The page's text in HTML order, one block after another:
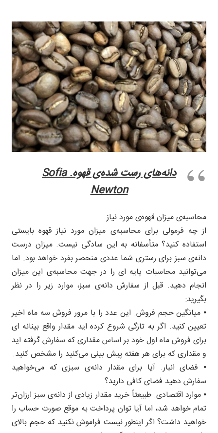
دانه‌های رست شده‌ی قهوه. Sofia
Newton
محاسبه‌ی میزان قهوه‌ی مورد نیاز
از چه فرمولی برای محاسبه‌ی میزان مورد نیاز قهوه بایستی
استفاده کنید؟ متأسفانه به این سادگی نیست. میزان درست
دانه‌ی سبز برای رستری شما عددی منحصر بفرد خواهد بود. اما
می‌توانید محاسبات پایه ای را در جهت محاسبه‌ی این میزان
انجام دهید. قبل از سفارش دانه‌ی سبز، موارد زیر را در نظر
بگیرید:
⦁ میانگین حجم فروش. این عدد را با مرور فروش سه ماه اخیر
تعیین کنید. اگر به تازگی شروع کرده اید مقدار واقع بینانه ای
برای فروش ماه اول خود بر اساس مقداری که سفارش گرفته اید
و مقداری که برای هر هفته پیش بینی می‌کنید را مشخص کنید.
⦁ فضای انبار. آیا برای مقدار دانه‌ی سبزی که می‌خواهید
سفارش دهید فضای کافی دارید؟
⦁ موارد اقتصادی. طبیعتاً خرید مقدار زیادی از دانه‌ی سبز ارزان‌تر
تمام خواهد شد، اما آیا توان پرداخت به موقع صورت حساب را
خواهید داشت؟ اگر اینطور نیست فراموش نکنید که حجم بالای